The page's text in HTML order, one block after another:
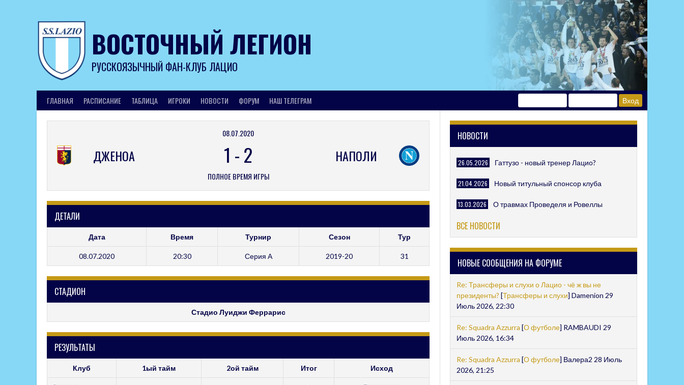
ВОСТОЧНЫЙ ЛЕГИОН
РУССКОЯЗЫЧНЫЙ ФАН-КЛУБ ЛАЦИО
ГЛАВНАЯ РАСПИСАНИЕ ТАБЛИЦА ИГРОКИ НОВОСТИ ФОРУМ НАШ ТЕЛЕГРАМ
ДЖЕНОА НАПОЛИ
08.07.2020
1 -2
ПОЛНОЕ ВРЕМЯ ИГРЫ
ДЕТАЛИ
Дата Время Турнир Сезон Тур
08.07.2020 20:30 Серия А 2019-20 31
СТАДИОН
Стадио Луиджи Феррарис
РЕЗУЛЬТАТЫ
Клуб 1ый тайм 2ой тайм Итог Исход
НОВОСТИ
26.05.2026 Гаттузо - новый тренер Лацио?
21.04.2026 Новый титульный спонсор клуба
13.03.2026 О травмах Проведеля и Ровеллы
ВСЕ НОВОСТИ
НОВЫЕ СООБЩЕНИЯ НА ФОРУМЕ
Re: Трансферы и слухи о Лацио - чё ж вы не
президенты? [Трансферы и слухи] Damenion 29
Июль 2026, 22:30
Re: Squadra Azzurra [О футболе] RAMBAUDI 29
Июль 2026, 16:34
Re: Squadra Azzurra [О футболе] Валера2 28 Июль
2026, 21:25